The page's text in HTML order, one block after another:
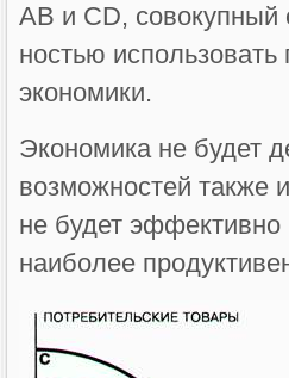
АВ и CD, совокупный
ностью
экономики.
Экономика не будет
возможностей также
не будет эффективно
наиболее